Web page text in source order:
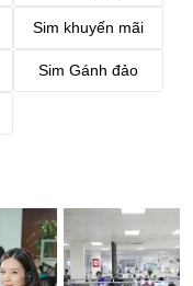
Sim khuyến mãi
Sim Gánh đảo